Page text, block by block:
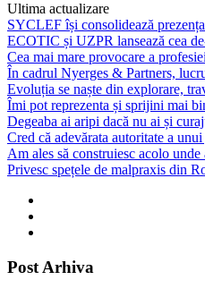
Ultima actualizare
SYCLEF își consolidează
ECOTIC și UZPR lansează cea
Cea mai mare provocare a
În cadrul Nyerges & Partners,
Evoluția se naște din explorare,
Îmi pot reprezenta și sprijini mai
Degeaba ai aripi dacă nu ai și
Cred că adevărata autoritate a
Am ales să construiesc acolo
Privesc spețele de malpraxis din
Post Arhiva